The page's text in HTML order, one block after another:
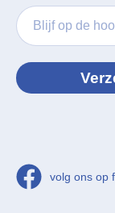
volg ons op